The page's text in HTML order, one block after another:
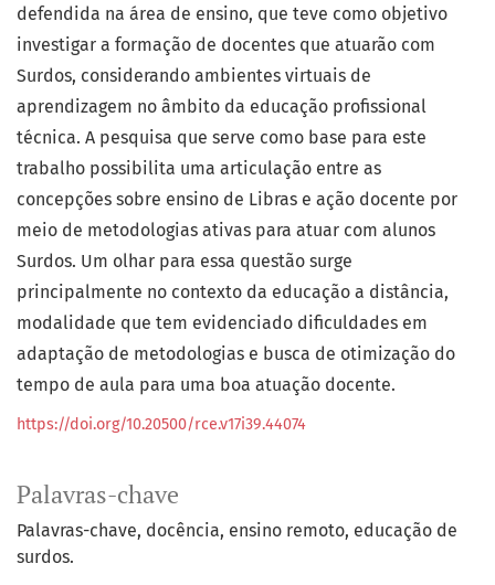
Palavras-chave
Palavras-chave docência ensino remoto educação de
surdos.
defendida na área de ensino, que teve como objetivo
investigar a formação de docentes que atuarão com
Surdos, considerando ambientes virtuais de
aprendizagem no âmbito da educação profissional
técnica. A pesquisa que serve como base para este
trabalho possibilita uma articulação entre as
concepções sobre ensino de Libras e ação docente por
meio de metodologias ativas para atuar com alunos
Surdos. Um olhar para essa questão surge
principalmente no contexto da educação a distância,
modalidade que tem evidenciado dificuldades em
adaptação de metodologias e busca de otimização do
tempo de aula para uma boa atuação docente.
https://doi.org/10.20500/rce.v17i39.44074